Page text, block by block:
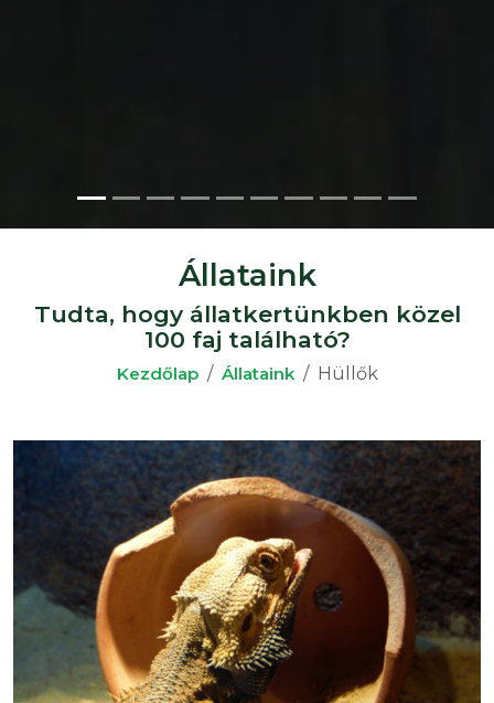
Állataink
Tudta, hogy állatkertünkben közel
100 faj található?
Kezdőlap Állataink Hüllők